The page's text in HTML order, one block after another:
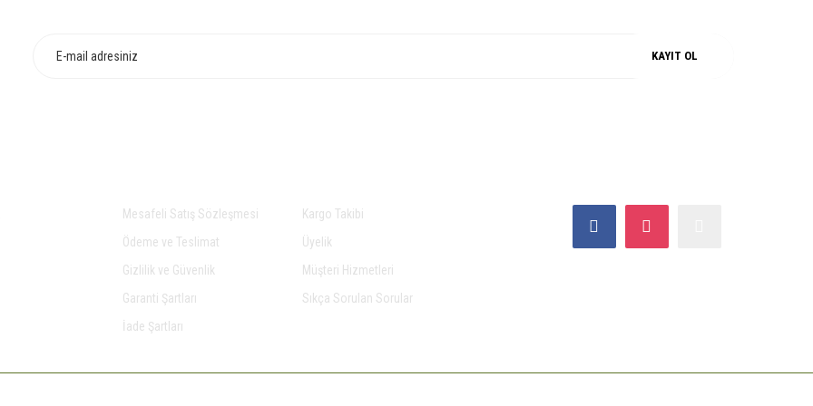
KAYIT OL
Mesafeli Satış Sözleşmesi
Ödeme ve Teslimat
Gizlilik ve Güvenlik
Garanti Şartları
İade Şartları
Kargo Takibi
Üyelik
Müşteri Hizmetleri
Sıkça Sorulan Sorular